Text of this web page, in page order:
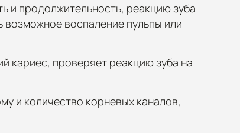
и продолжительность, реакцию зуба
воспаление пульпы или
кариес, проверяет реакцию зуба на
и количество корневых каналов,